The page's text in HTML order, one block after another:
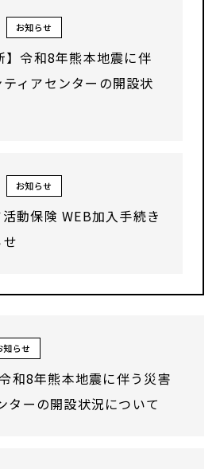
お知らせ
】令和8年熊本地震に伴
ィアセンターの開設状
お知らせ
動保険 WEB加入手続き
知らせ
和8年熊本地震に伴う災害
ターの開設状況について